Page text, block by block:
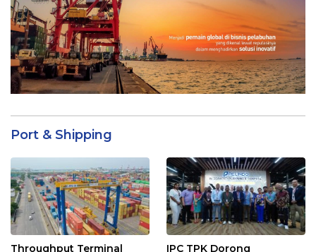
Port & Shipping
Throughput Terminal IPC TPK Dorong